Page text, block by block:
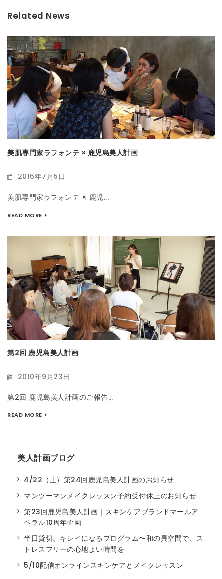
Related News
美肌専門家ラフォンテ × 鹿児島美人計画
2016年7月5日
美肌専門家ラフォンテ × 鹿児...
READ MORE
第2回 鹿児島美人計画
2010年9月23日
第2回 鹿児島美人計画のご報告...
READ MORE
美人計画ブログ
4/22（土）第24回鹿児島美人計画のお知らせ
マンツーマンメイクレッスン予約受付休止のお知らせ
第23回鹿児島美人計画｜スキンケアブランドマールア
ペラル10周年企画
半日貸切。キレイになるプログラム〜和の異空間で、ス
トレスフリーの心地よい時間を
5/10配信オンラインスキンケアとメイクレッスン